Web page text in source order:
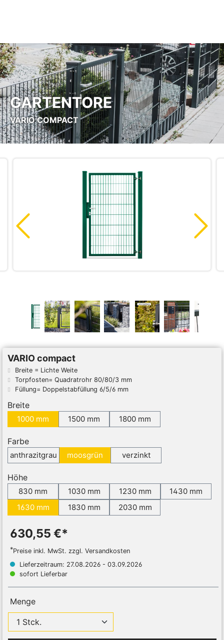
GARTENTORE
VARIO COMPACT
VARIO compact
Breite = Lichte Weite
Torpfosten= Quadratrohr 80/80/3 mm
Füllung= Doppelstabfüllung 6/5/6 mm
Breite
1000 mm 1500 mm 1800 mm
Farbe
anthrazitgrau moosgrün verzinkt
Höhe
830 mm 1030 mm 1230 mm
1430 mm
1630 mm
1830 mm 2030 mm
630,55 €*
*Preise inkl. MwSt. zzgl. Versandkosten
Lieferzeitraum: 27.08.2026 - 03.09.2026
sofort Lieferbar
Menge